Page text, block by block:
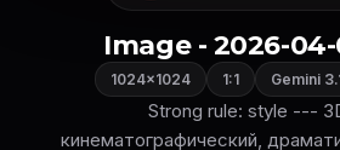
Image - 2026-04-
1024×1024 1:1 Gemini
Strong rule: style ---
кинематографический,